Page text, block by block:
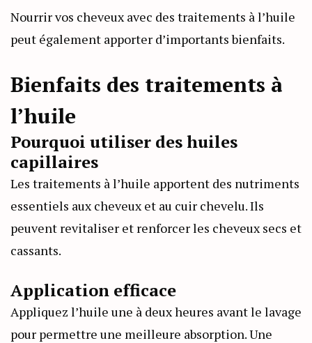
Nourrir vos cheveux avec des traitements à l’huile
peut également apporter d’importants bienfaits.
Bienfaits des traitements à
l’huile
Pourquoi utiliser des huiles
capillaires
Les traitements à l’huile apportent des nutriments
essentiels aux cheveux et au cuir chevelu. Ils
peuvent revitaliser et renforcer les cheveux secs et
cassants.
Application efficace
Appliquez l’huile une à deux heures avant le lavage
pour permettre une meilleure absorption. Une